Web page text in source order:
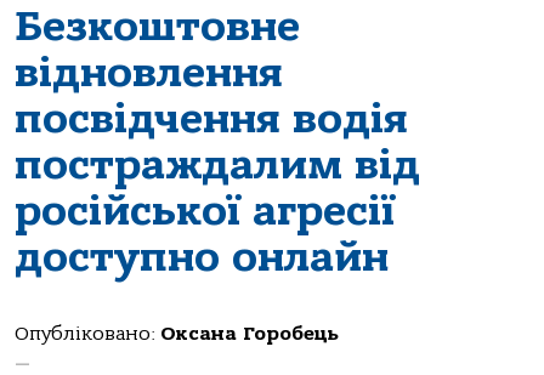
Безкоштовне
відновлення
посвідчення водія
постраждалим від
російської агресії
доступно онлайн
Опубліковано: Оксана Горобець
—